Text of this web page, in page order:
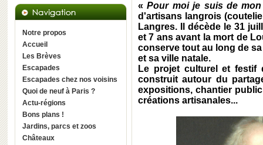
Notre propos
Accueil
Les Brèves
Escapades
Escapades chez nos voisins
Quoi de neuf à Paris ?
Actu-régions
Bons plans !
Jardins, parcs et zoos
Châteaux
«Pour moi je suis de
d'artisans langrois
Langres. Il décède le 31
et 7 ans avant la mort de
conserve tout au long de
et sa ville natale.
Le projet culturel et festif
construit autour du
expositions, chantier
créations artisanales...